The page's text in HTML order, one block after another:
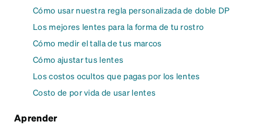
Cómo usar nuestra regla personalizada de doble DP
Los mejores lentes para la forma de tu rostro
Cómo medir el talla de tus marcos
Cómo ajustar tus lentes
Los costos ocultos que pagas por los lentes
Costo de por vida de usar lentes
Aprender